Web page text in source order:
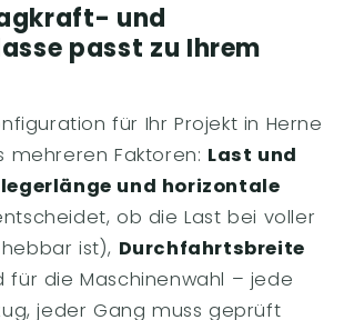
und
passt zu Ihrem
für Ihr Projekt in Herne
mehreren Faktoren: Last und
und horizontale
ob die Last bei voller
ist), Durchfahrtsbreite
für die Maschinenwahl – jede
jeder Gang muss geprüft